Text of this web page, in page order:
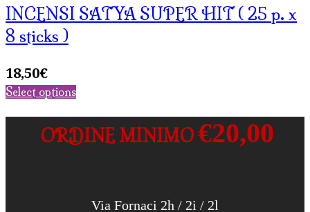
INCENSI SATYA SUPER HIT ( 25 p. x
8 sticks )
18,50€
Select options
ORDINE MINIMO€20,00
Via Fornaci 2h / 2i / 2l